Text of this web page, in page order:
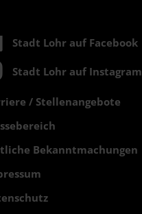
Stadt Lohr auf Facebook
Stadt Lohr auf Instagram
/ Stellenangebote
Bekanntmachungen